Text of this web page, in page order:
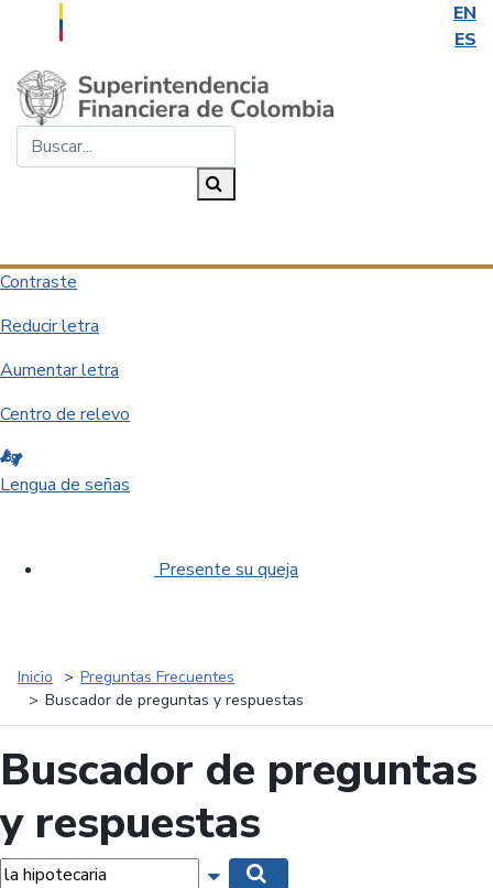
EN
ES
Saltar al contenido principal
Contraste
Reducir letra
Aumentar letra
Centro de relevo
Lengua de señas
Presente su queja
Inicio
Preguntas Frecuentes
Buscador de preguntas y respuestas
Buscador de preguntas
y respuestas
Mostrar opciones de búsqueda